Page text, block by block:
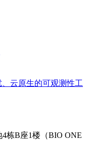
、云原生的可观测性工
栋B座1楼（BIO ONE